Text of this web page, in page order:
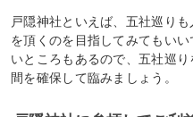
戸隠神社といえば、五社巡り
を頂くのを目指してみてもい
いところもあるので、五社巡
間を確保して臨みましょう。